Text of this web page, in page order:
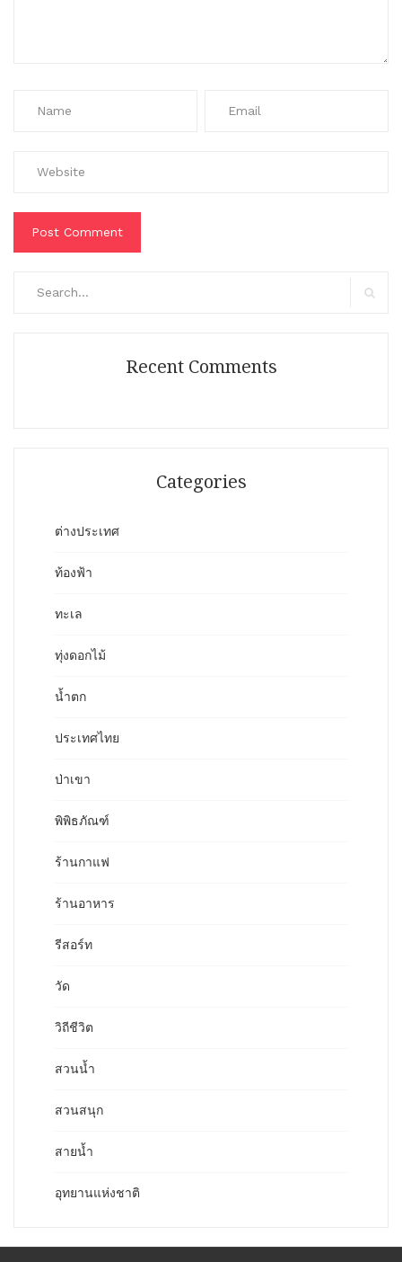
Recent Comments
Categories
ต่างประเทศ
ท้องฟ้า
ทะเล
ทุ่งดอกไม้
น้ำตก
ประเทศไทย
ป่าเขา
พิพิธภัณฑ์
ร้านกาแฟ
ร้านอาหาร
รีสอร์ท
วัด
วิถีชีวิต
สวนน้ำ
สวนสนุก
สายน้ำ
อุทยานแห่งชาติ